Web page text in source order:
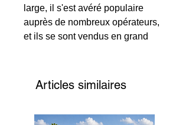
large, il s'est avéré populaire
auprès de nombreux opérateurs,
et ils se sont vendus en grand
châssis et de la carrosserie est
de 8,5, 9,0 et 9,8 mètres en cours
Articles similaires